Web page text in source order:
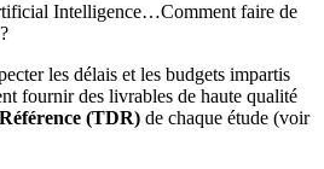
Intelligence…Comment faire de
les délais et les budgets impartis
fournir des livrables de haute qualité
(TDR) de chaque étude (voir